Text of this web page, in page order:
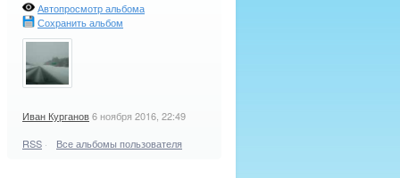
Автопросмотр альбома
Сохранить альбом
Иван Курганов6 ноября 2016, 22:49
RSS · Все альбомы пользователя